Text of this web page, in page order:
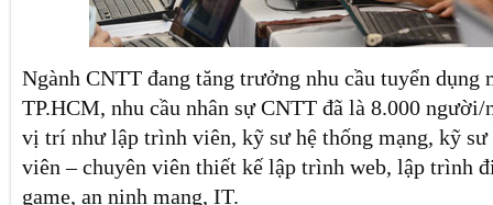
Ngành CNTT đang tăng trưởng nhu cầu tuyển dụng
TP.HCM, nhu cầu nhân sự CNTT đã là 8.000 người/
vị trí như lập trình viên, kỹ sư hệ thống mạng, kỹ sư
viên – chuyên viên thiết kế lập trình web, lập trình
game, an ninh mạng, IT.